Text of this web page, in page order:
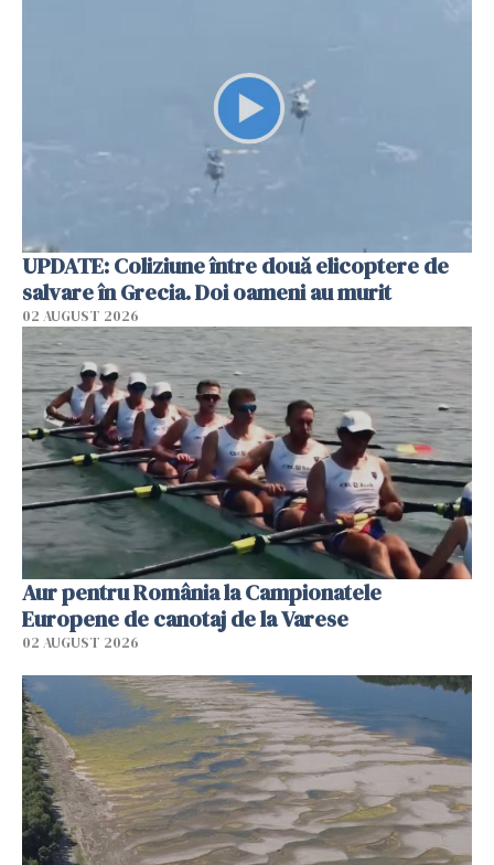
UPDATE: Coliziune între două elicoptere de
salvare în Grecia. Doi oameni au murit
02 AUGUST 2026
Aur pentru România la Campionatele
Europene de canotaj de la Varese
02 AUGUST 2026